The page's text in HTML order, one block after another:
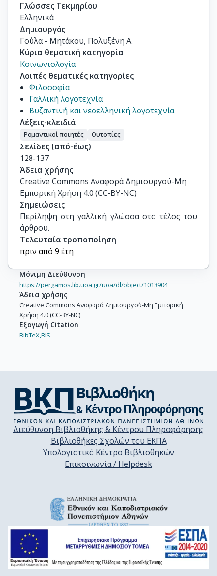
Γλώσσες Τεκμηρίου
Ελληνικά
Δημιουργός
Γούλα - Μητάκου, Πολυξένη Α.
Κύρια θεματική κατηγορία
Κοινωνιολογία
Λοιπές θεματικές κατηγορίες
Φιλοσοφία
Γαλλική λογοτεχνία
Βυζαντινή και νεοελληνική λογοτεχνία
Λέξεις-κλειδιά
Ρομαντικοί ποιητές Ουτοπίες
Σελίδες (από-έως)
128-137
Άδεια χρήσης
Creative Commons Αναφορά Δημιουργού-Μη
Εμπορική Χρήση 4.0 (CC-BY-NC)
Σημειώσεις
Περίληψη στη γαλλική γλώσσα στο τέλος του
άρθρου.
Τελευταία τροποποίηση
πριν από 9 έτη
Μόνιμη Διεύθυνση
https://pergamos.lib.uoa.gr/uoa/dl/object/1018904
Άδεια χρήσης
Creative Commons Αναφορά Δημιουργού-Μη Εμπορική
Χρήση 4.0 (CC-BY-NC)
Εξαγωγή Citation
BibTeX,RIS
Διεύθυνση Βιβλιοθήκης & Κέντρου Πληροφόρησης
Βιβλιοθήκες Σχολών του ΕΚΠΑ
Υπολογιστικό Κέντρο Βιβλιοθηκών
Επικοινωνία / Helpdesk